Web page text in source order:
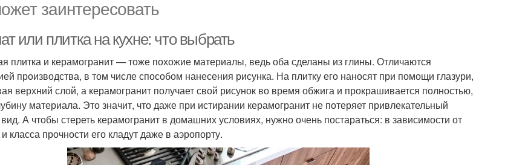
заинтересовать
или плитка на кухне: что выбрать
плитка и керамогранит — тоже похожие материалы, ведь оба сделаны из глины. Отличаются
производства, в том числе способом нанесения рисунка. На плитку его наносят при помощи глазури,
верхний слой, а керамогранит получает свой рисунок во время обжига и прокрашивается полностью,
материала. Это значит, что даже при истирании керамогранит не потеряет привлекательный
А чтобы стереть керамогранит в домашних условиях, нужно очень постараться: в зависимости от
класса прочности его кладут даже в аэропорту.